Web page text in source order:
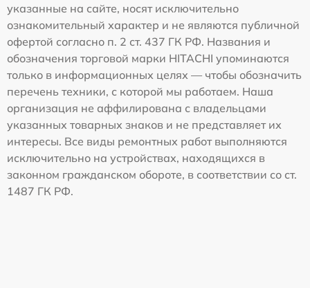
указанные на сайте, носят исключительно
ознакомительный характер и не являются публичной
офертой согласно п. 2 ст. 437 ГК РФ. Названия и
обозначения торговой марки HITACHI упоминаются
только в информационных целях — чтобы обозначить
перечень техники, с которой мы работаем. Наша
организация не аффилирована с владельцами
указанных товарных знаков и не представляет их
интересы. Все виды ремонтных работ выполняются
исключительно на устройствах, находящихся в
законном гражданском обороте, в соответствии со ст.
1487 ГК РФ.